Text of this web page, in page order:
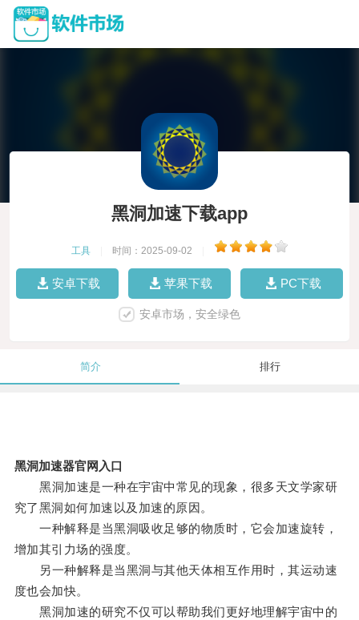
黑洞加速下载app
工具 时间：2025-09-02
安卓下载 苹果下载 PC下载
安卓市场，安全绿色
简介 排行
黑洞加速器官网入口
黑洞加速是一种在宇宙中常见的现象，很多天文学家研
究了黑洞如何加速以及加速的原因。
一种解释是当黑洞吸收足够的物质时，它会加速旋转，
增加其引力场的强度。
另一种解释是当黑洞与其他天体相互作用时，其运动速
度也会加快。
黑洞加速的研究不仅可以帮助我们更好地理解宇宙中的